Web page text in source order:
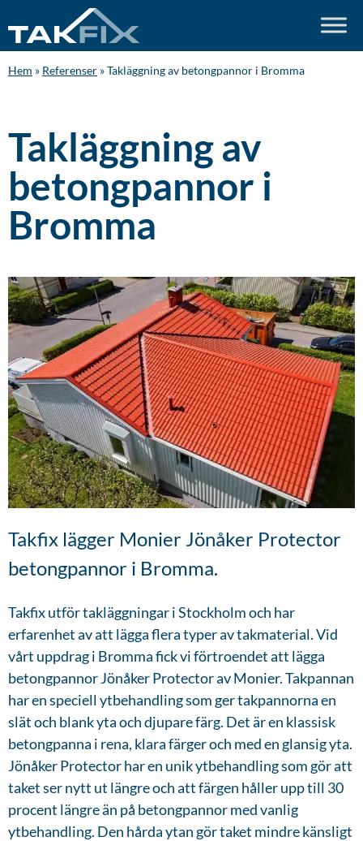
Hem » Referenser »Takläggning av betongpannor i Bromma
Takläggning av
betongpannor i
Bromma
Takfix lägger Monier Jönåker Protector
betongpannor i Bromma.
Takfix utför takläggningar i Stockholm och har
erfarenhet av att lägga flera typer av takmaterial. Vid
vårt uppdrag i Bromma fick vi förtroendet att lägga
betongpannor Jönåker Protector av Monier. Takpannan
har en speciell ytbehandling som ger takpannorna en
slät och blank yta och djupare färg. Det är en klassisk
betongpanna i rena, klara färger och med en glansig yta.
Jönåker Protector har en unik ytbehandling som gör att
taket ser nytt ut längre och att färgen håller upp till 30
procent längre än på betongpannor med vanlig
ytbehandling. Den hårda ytan gör taket mindre känsligt